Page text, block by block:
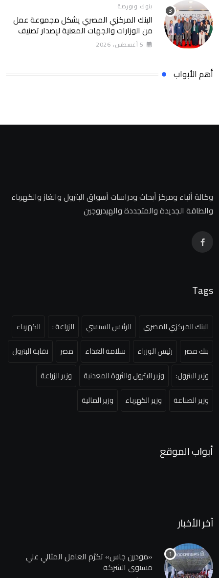
بنوك وبورصة
البنك المركزي المصري يشكل مجموعة عمل
من الوزارات والجهات المعنية لإصدار تصنيف
التمويل المستدام التصنيف يساهم في تعزيز
ثقة المستثمرين وخلق بيئة أكثر جاذبية
5 أغسطس، 2026
أهم الأبواب
وكالة أنباء ومركز أبحاث ودراسات أسواق البترول والغاز والكهرباء
والطاقة الجديدة والمتجددة والهيدروجين
Tags
البنك المركزي المصري الرئيس السيسي الزراعة :
الكهرباء
بنك مصر
رئيس الوزراء سلامة الغذاء مصر
نقابة البترول
وزير البترول:
وزير البترول والثروة المعدنية
وزير الزراعة
وزير الصناعة
وزير الكهرباء وزير المالية
أبواب الموقع
آخر الأخبار
«مودرن جاس» تكرّم العامل المثالي علي
مستوي الشركة